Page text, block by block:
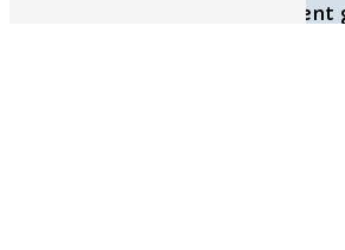
maison efficacement